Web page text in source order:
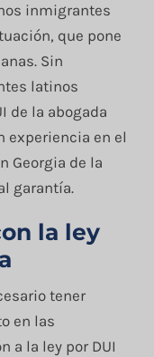
inmigrantes
que pone
Sin
latinos
de la abogada
experiencia en el
Georgia de la
garantía.
la ley
tener
en las
a la ley por DUI